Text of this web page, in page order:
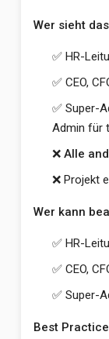
Wer sieht
✅ HR-
✅ CEO,
✅ Super-
Admin für
❌ Alle
❌ Projekt
Wer kann
✅ HR-
✅ CEO,
✅ Super-
Best